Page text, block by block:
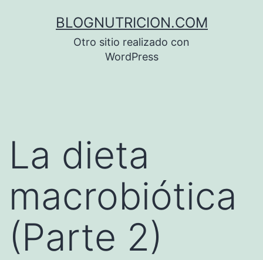
BLOGNUTRICION.COM
Otro sitio realizado con
WordPress
La dieta
macrobiótica
(Parte 2)